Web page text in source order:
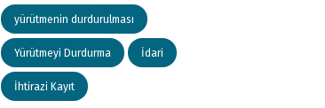
yürütmenin durdurulması
Yürütmeyi Durdurma İdari
İhtirazi Kayıt